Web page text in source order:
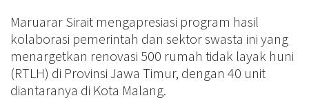
Maruarar Sirait mengapresiasi program hasil
kolaborasi pemerintah dan sektor swasta ini yang
menargetkan renovasi 500 rumah tidak layak huni
(RTLH) di Provinsi Jawa Timur, dengan 40 unit
diantaranya di Kota Malang.